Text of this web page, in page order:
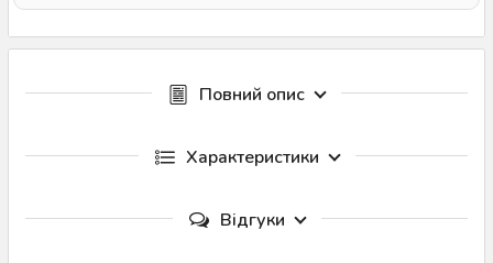
Повний опис
Характеристики
Відгуки